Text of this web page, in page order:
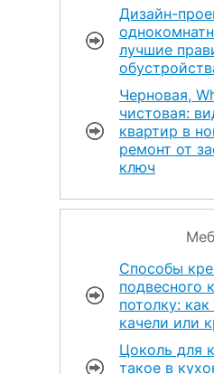
Дизайн-
лучшие
Черновая,
чистовая:
квартир в
ремонт от
ключ
Способы
подвесного
потолку: как
качели или
Цоколь для
такое в